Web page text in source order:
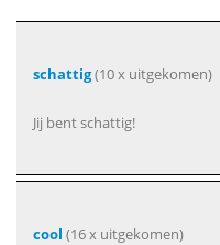
schattig(10 x uitgekomen)
Jij bent schattig!
cool (16 x uitgekomen)